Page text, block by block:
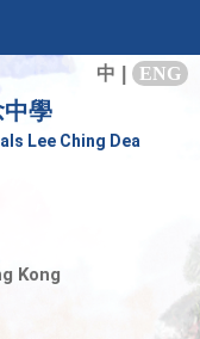
中 ENG
學
Lee Ching Dea
Kong